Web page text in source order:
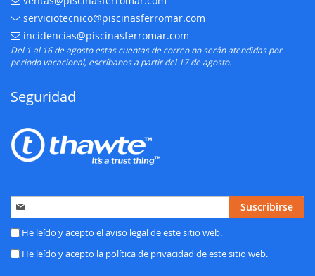
E-mail:
serviciotecnico@piscinasferromar.com
E-mail:
incidencias@piscinasferromar.com
Del 1 al 16 de agosto estas cuentas de correo no serán atendidas por
periodo vacacional, escríbanos a partir del 17 de agosto.
Seguridad
Inscríbase
a
nuestro
de
Suscribirse
He leído y acepto elaviso legalde este sitio web.
He leído y acepto la política de privacidad de este sitio web.